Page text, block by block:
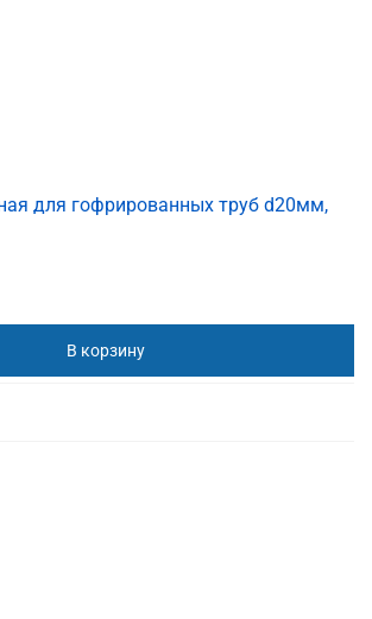
для гофрированных труб d20мм,
В корзину